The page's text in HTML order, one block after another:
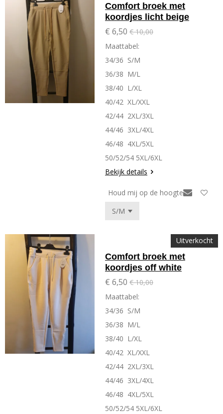
Comfort broek met
koordjes licht beige
€ 6,50 € 10,00
Maattabel:
34/36 S/M
36/38 M/L
38/40 L/XL
40/42 XL/XXL
42/44 2XL/3XL
44/46 3XL/4XL
46/48 4XL/5XL
50/52/54 5XL/6XL
Bekijk details
Houd mij op de hoogte
Uitverkocht
Comfort broek met
koordjes off white
€ 6,50 € 10,00
Maattabel:
34/36 S/M
36/38 M/L
38/40 L/XL
40/42 XL/XXL
42/44 2XL/3XL
44/46 3XL/4XL
46/48 4XL/5XL
50/52/54 5XL/6XL